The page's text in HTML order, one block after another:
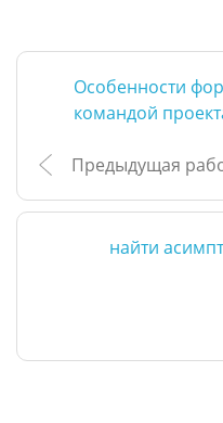
Особенности
командой
Предыдущая
найти